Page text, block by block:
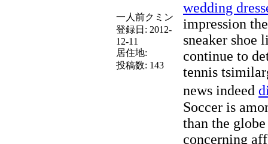
一人前クミン
登録日: 2012-
12-11
居住地:
投稿数: 143
wedding
impression
sneaker shoe
continue to
tennis
news indeed
Soccer is
than the
concerning